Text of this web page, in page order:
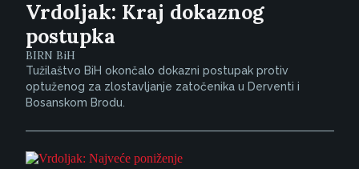
Vrdoljak: Kraj dokaznog
postupka
BIRN BiH
Tužilaštvo BiH okončalo dokazni postupak protiv
optuženog za zlostavljanje zatočenika u Derventi i
Bosanskom Brodu.